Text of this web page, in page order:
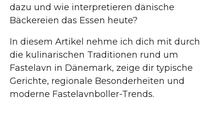
dazu und wie interpretieren dänische
Bäckereien das Essen heute?
In diesem Artikel nehme ich dich mit durch
die kulinarischen Traditionen rund um
Fastelavn in Dänemark, zeige dir typische
Gerichte, regionale Besonderheiten und
moderne Fastelavnboller-Trends.